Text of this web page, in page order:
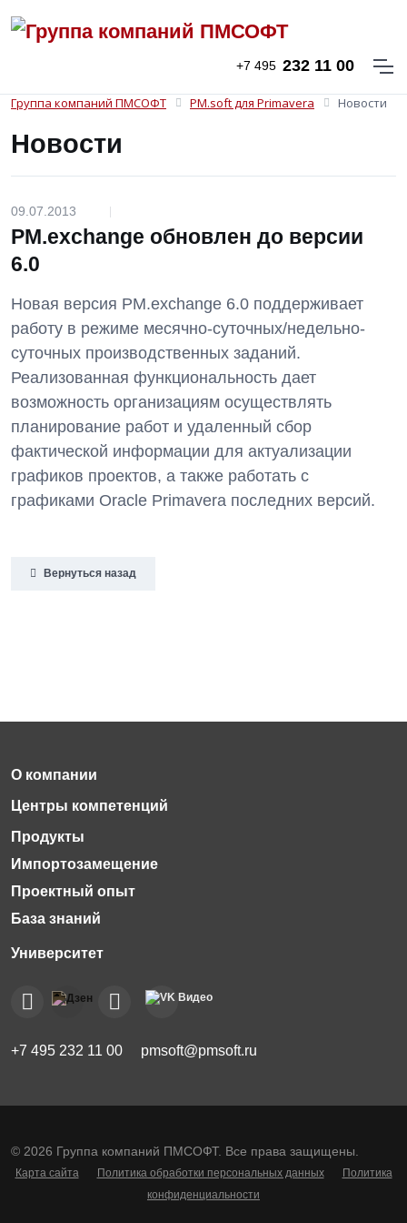
+7 495 232 11 00
Группа компаний ПМСОФТ PM.soft для Primavera Новости
Новости
09.07.2013 |
PM.exchange обновлен до версии
6.0
Новая версия PM.exchange 6.0 поддерживает
работу в режиме месячно-суточных/недельно-
суточных производственных заданий.
Реализованная функциональность дает
возможность организациям осуществлять
планирование работ и удаленный сбор
фактической информации для актуализации
графиков проектов, а также работать с
графиками Oracle Primavera последних версий.
Вернуться назад
Импортозамещение
Проектный опыт
База знаний
+7 495 232 11 00 pmsoft@pmsoft.ru
© 2026 Группа компаний ПМСОФТ. Все права защищены.
Карта сайта Политика обработки персональных данных
Политика
конфиденциальности